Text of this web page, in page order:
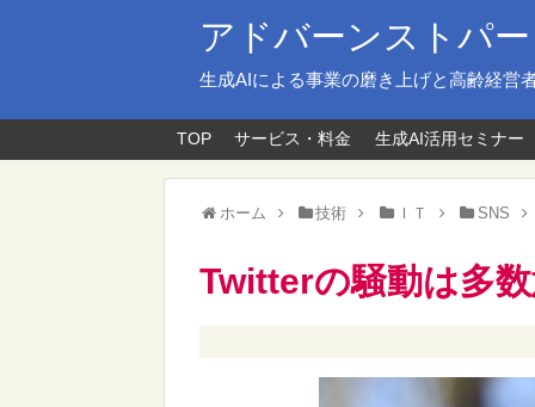
アドバーンストパ
生成AIによる事業の磨き上げと高齢経営
TOP サービス・料金 生成AI活用セミナー
ホーム 技術 ＩＴ SNS
Twitterの騒動は多